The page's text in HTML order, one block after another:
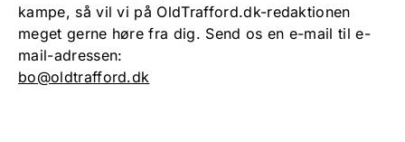
kampe, så vil vi på OldTrafford.dk-redaktionen
meget gerne høre fra dig. Send os en e-mail til e-
mail-adressen:
bo@oldtrafford.dk